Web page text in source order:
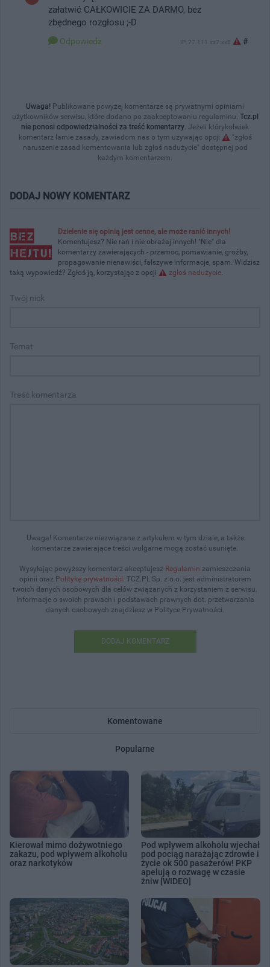
załatwić CAŁKOWICIE ZA DARMO, bez
zbędnego rozgłosu ;-D
Odpowiedz IP: 77.111.xx7.xx8 #
Uwaga! Publikowane powyżej komentarze są prywatnymi opiniami
użytkowników serwisu, które dodano po zaakceptowaniu regulaminu. Tcz.pl
nie ponosi odpowiedzialności za treść komentarzy. Jeżeli którykolwiek
komentarz łamie zasady, zawiadom nas o tym używając opcji
"zgłoś
naruszenie zasad komentowania lub zgłoś nadużycie" dostępnej pod
każdym komentarzem.
DODAJ NOWY KOMENTARZ
Dzielenie się opinią jest cenne, ale może ranić innych!
Komentujesz? Nie rań i nie obrażaj innych! "Nie" dla
komentarzy zawierających - przemoc, pomawianie, groźby,
propagowanie nienawiści, fałszywe informacje, spam. Widzisz
taką wypowiedź? Zgłoś ją, korzystając z opcji
zgłoś nadużycie.
Twój nick
Temat
Treść komentarza
Uwaga! Komentarze niezwiązane z artykułem w tym dziale, a także
komentarze zawierające treści wulgarne mogą zostać usunięte.
Wysyłając powyższy komentarz akceptujesz Regulamin zamieszczania
opinii oraz Politykę prywatności. TCZ.PL Sp. z o.o. jest administratorem
twoich danych osobowych dla celów związanych z korzystaniem z serwisu.
Informacje o swoich prawach i podstawach prawnych dot. przetwarzania
danych osobowych znajdziesz w Polityce Prywatności.
DODAJ KOMENTARZ
Komentowane
Popularne
Kierował mimo dożywotniego
zakazu, pod wpływem alkoholu
oraz narkotyków
Pod wpływem alkoholu wjechał
pod pociąg narażając zdrowie i
życie ok 500 pasażerów! PKP
apelują o rozwagę w czasie
żniw [WIDEO]